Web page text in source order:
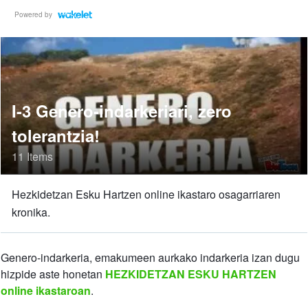
Powered by
I-3 Genero-indarkeriari, zero
tolerantzia!
11 Items
Hezkidetzan Esku Hartzen online ikastaro osagarriaren
kronika.
Genero-indarkeria, emakumeen aurkako indarkeria izan dugu
hizpide aste honetan HEZKIDETZAN ESKU HARTZEN
online ikastaroan.